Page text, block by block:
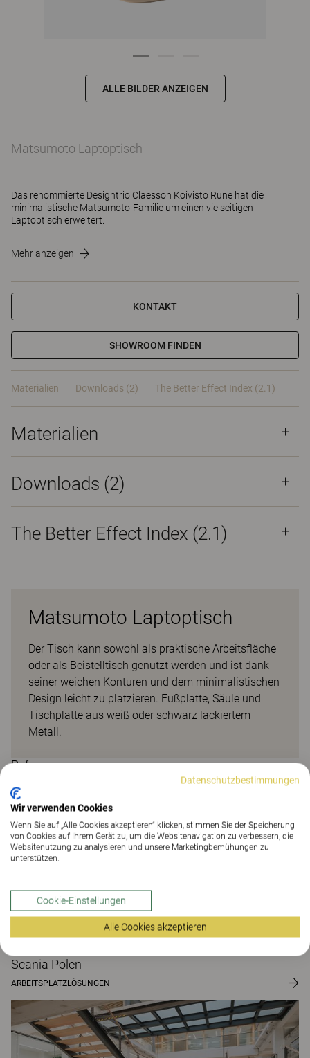
ALLE BILDER ANZEIGEN
Matsumoto Laptoptisch
Das renommierte Designtrio Claesson Koivisto Rune hat die
minimalistische Matsumoto-Familie um einen vielseitigen
Laptoptisch erweitert.
Mehr anzeigen
KONTAKT
SHOWROOM FINDEN
Materialien Downloads (2) The Better Effect Index (2.1)
Materialien
Downloads (2)
The Better Effect Index (2.1)
Matsumoto Laptoptisch
Der Tisch kann sowohl als praktische Arbeitsfläche
oder als Beistelltisch genutzt werden und ist dank
seiner weichen Konturen und dem minimalistischen
Design leicht zu platzieren. Fußplatte, Säule und
Tischplatte aus weiß oder schwarz lackiertem
Metall.
Referenzen
Scania Polen
ARBEITSPLATZLÖSUNGEN
Datenschutzbestimmungen
Wir verwenden Cookies
Wenn Sie auf „Alle Cookies akzeptieren“ klicken, stimmen Sie der Speicherung
von Cookies auf Ihrem Gerät zu, um die Websitenavigation zu verbessern, die
Websitenutzung zu analysieren und unsere Marketingbemühungen zu
unterstützen.
Cookie-Einstellungen
Alle Cookies akzeptieren